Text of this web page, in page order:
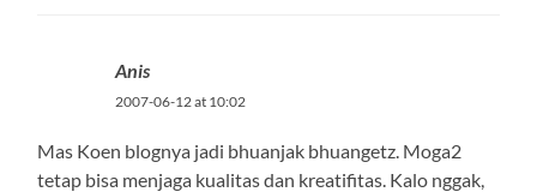
Anis
2007-06-12 at 10:02
Mas Koen blognya jadi bhuanjak bhuangetz. Moga2
tetap bisa menjaga kualitas dan kreatifitas. Kalo nggak,